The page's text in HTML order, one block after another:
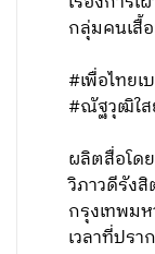
กลุ่มคนเสื้
#เพื่อไทยเ
#ณัฐวุฒิใส
ผลิตสื่อโด
วิภาวดีรัง
กรุงเทพม
เวลาที่ปร